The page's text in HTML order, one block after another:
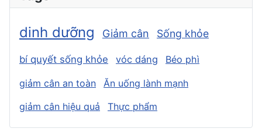
dinh dưỡng Giảm cân Sống khỏe
bí quyết sống khỏe vóc dáng Béo phì
giảm cân an toàn
Ăn uống lành mạnh
giảm cân hiệu quả
Thực phẩm